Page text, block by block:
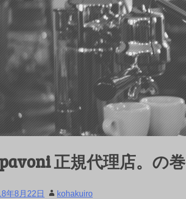
正規代理店。の巻
年8月22日 kohakuiro